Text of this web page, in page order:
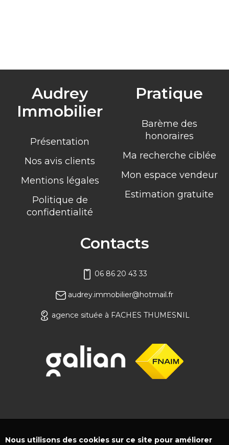
Audrey
Immobilier
Présentation
Nos avis clients
Mentions légales
Politique de
confidentialité
Pratique
Barème des
honoraires
Ma recherche ciblée
Mon espace vendeur
Estimation gratuite
Contacts
06 86 20 43 33
audrey.immobilier@hotmail.fr
agence située à FACHES THUMESNIL
Nous utilisons des cookies sur ce site pour améliorer